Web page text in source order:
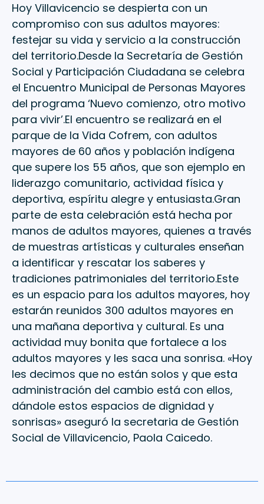
Hoy Villavicencio se despierta con un
compromiso con sus adultos mayores:
festejar su vida y servicio a la construcción
del territorio.Desde la Secretaría de Gestión
Social y Participación Ciudadana se celebra
el Encuentro Municipal de Personas Mayores
del programa ‘Nuevo comienzo, otro motivo
para vivir’.El encuentro se realizará en el
parque de la Vida Cofrem, con adultos
mayores de 60 años y población indígena
que supere los 55 años, que son ejemplo en
liderazgo comunitario, actividad física y
deportiva, espíritu alegre y entusiasta.Gran
parte de esta celebración está hecha por
manos de adultos mayores, quienes a través
de muestras artísticas y culturales enseñan
a identificar y rescatar los saberes y
tradiciones patrimoniales del territorio.Este
es un espacio para los adultos mayores, hoy
estarán reunidos 300 adultos mayores en
una mañana deportiva y cultural. Es una
actividad muy bonita que fortalece a los
adultos mayores y les saca una sonrisa. «Hoy
les decimos que no están solos y que esta
administración del cambio está con ellos,
dándole estos espacios de dignidad y
sonrisas» aseguró la secretaria de Gestión
Social de Villavicencio, Paola Caicedo.